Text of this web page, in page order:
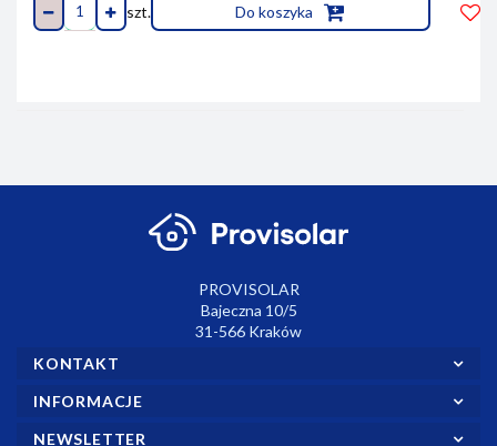
szt. Do koszyka
PROVISOLAR
Bajeczna 10/5
31-566 Kraków
KONTAKT
INFORMACJE
NEWSLETTER